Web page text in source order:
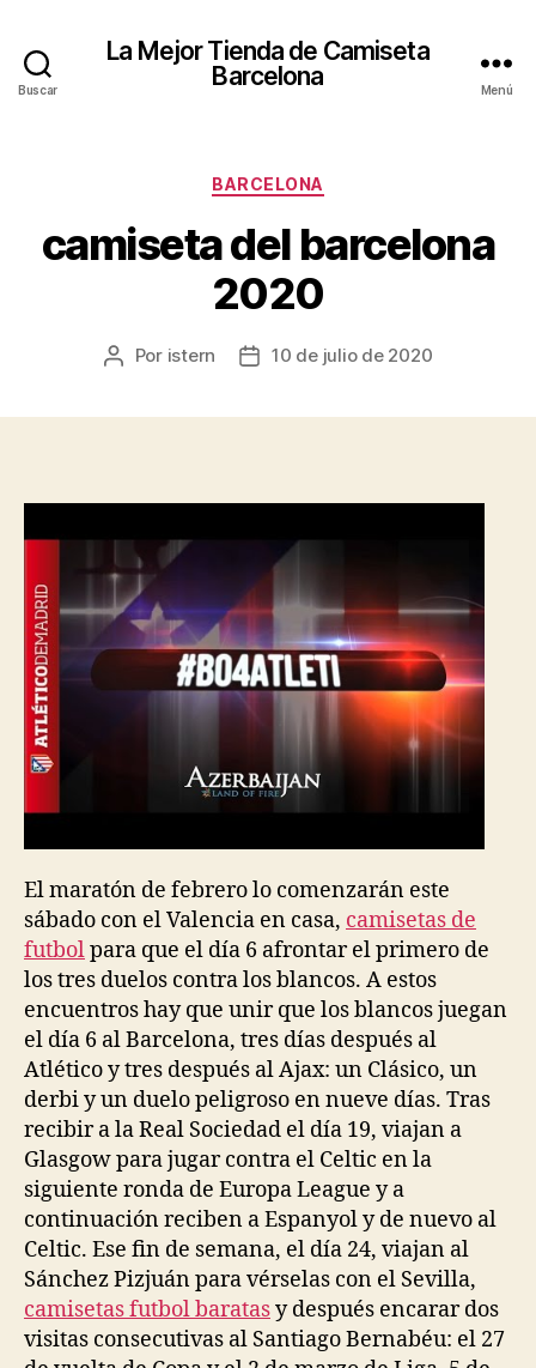
Buscar
La Mejor Tienda de Camiseta
Barcelona
Menú
Categorías
BARCELONA
camiseta del barcelona
2020
Autor
Por istern
Fecha10 de julio de 2020
El maratón de febrero lo comenzarán este
sábado con el Valencia en casa, camisetas de
futbolpara que el día 6 afrontar el primero de
los tres duelos contra los blancos. A estos
encuentros hay que unir que los blancos juegan
el día 6 al Barcelona, tres días después al
Atlético y tres después al Ajax: un Clásico, un
derbi y un duelo peligroso en nueve días. Tras
recibir a la Real Sociedad el día 19, viajan a
Glasgow para jugar contra el Celtic en la
siguiente ronda de Europa League y a
continuación reciben a Espanyol y de nuevo al
Celtic. Ese fin de semana, el día 24, viajan al
Sánchez Pizjuán para vérselas con el Sevilla,
camisetas futbol baratasy después encarar dos
visitas consecutivas al Santiago Bernabéu: el 27